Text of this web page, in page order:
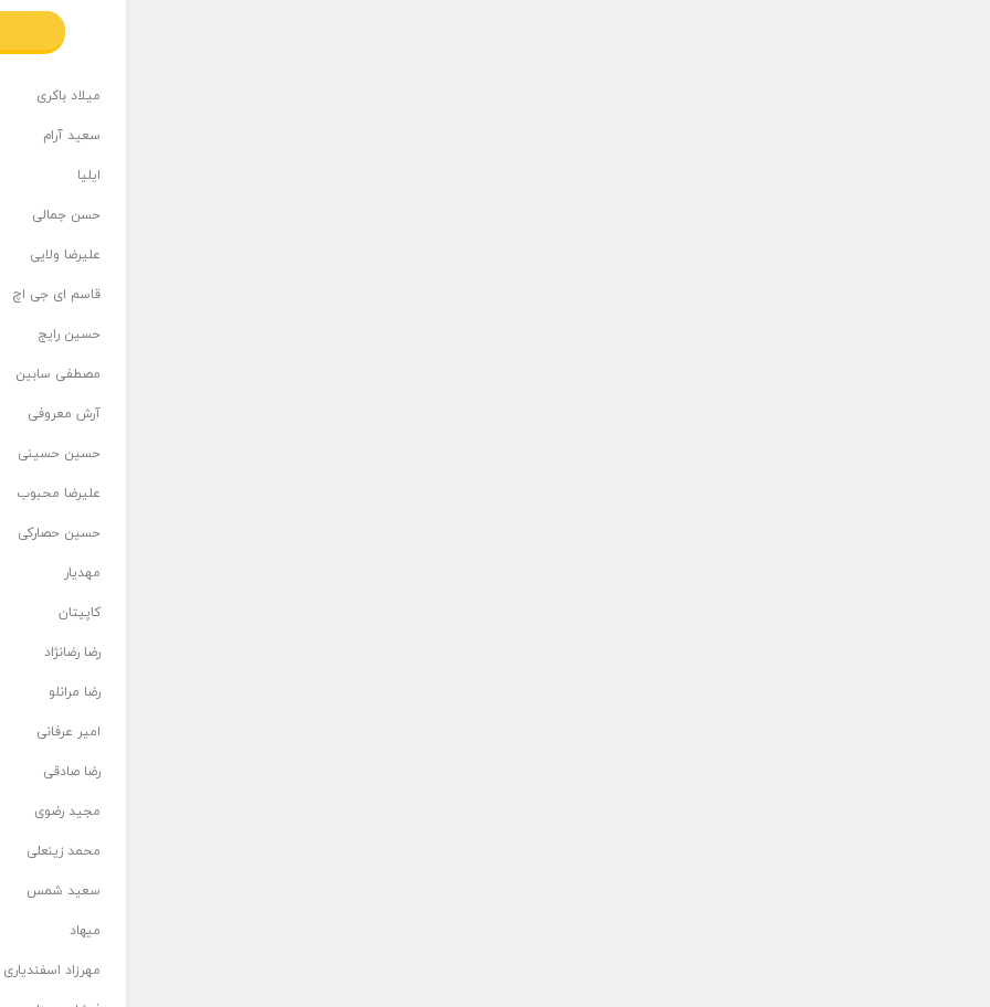
میلاد باکری
سعید آرام
ایلیا
حسن جمالی
علیرضا ولایی
قاسم ای جی اچ
حسین رایج
مصطفی سابین
آرش معروفی
حسین حسینی
علیرضا محبوب
حسین حصارکی
مهدیار
کاپیتان
رضا رضانژاد
رضا مرانلو
امیر عرفانی
رضا صادقی
مجید رضوی
محمد زینعلی
سعید شمس
میهاد
مهرزاد اسفندیاری